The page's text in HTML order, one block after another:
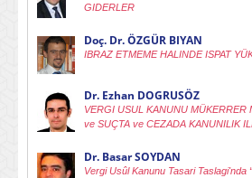
GIDERLER
Doç. Dr. ÖZGÜR BIYAN
IBRAZ ETMEME HALINDE ISPAT
Dr. Ezhan DOGRUSÖZ
VERGI USUL KANUNU MÜKERRER
ve SUÇTA ve CEZADA KANUNILIK
Dr. Basar SOYDAN
Vergi Usûl Kanunu Tasari Taslagi'nda